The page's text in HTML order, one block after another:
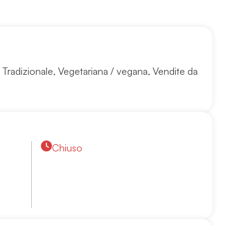
Tradizionale, Vegetariana / vegana, Vendite da
Chiuso